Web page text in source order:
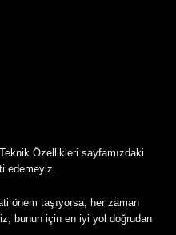
Özellikleri sayfamızdaki
edemeyiz.
önem taşıyorsa, her zaman
bunun için en iyi yol doğrudan